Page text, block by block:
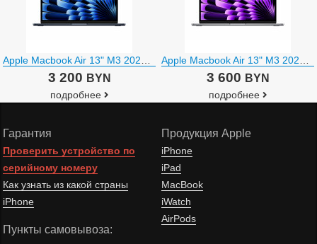
3 200 BYN
подробнее
3 600 BYN
подробнее
Гарантия
Проверить устройство по
серийному номеру
Как узнать из какой страны
iPhone
Пункты самовывоза:
Продукция Apple
iPhone
iPad
MacBook
iWatch
AirPods